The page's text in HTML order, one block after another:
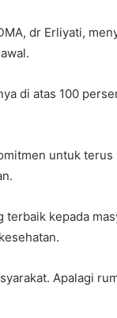
dr Erliyati,
di atas 100
untuk terus
kepada
Apalagi